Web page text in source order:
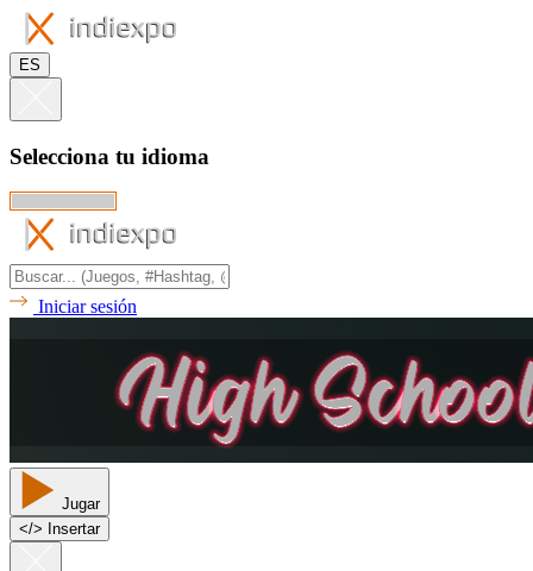
ES
Selecciona tu idioma
Iniciar sesión
Jugar
</> Insertar